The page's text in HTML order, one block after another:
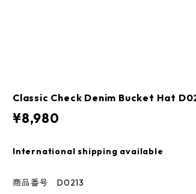
Classic Check Denim Bucket Hat
¥8,980
International shipping available
商品番号 D0213